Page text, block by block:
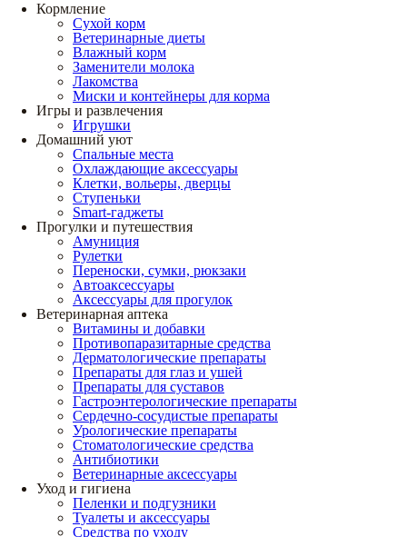
Кормление
Сухой корм
Ветеринарные диеты
Влажный корм
Заменители молока
Лакомства
Миски и контейнеры для корма
Игры и развлечения
Игрушки
Домашний уют
Спальные места
Охлаждающие аксессуары
Клетки, вольеры, дверцы
Ступеньки
Smart-гаджеты
Прогулки и путешествия
Амуниция
Рулетки
Переноски, сумки, рюкзаки
Автоаксессуары
Аксессуары для прогулок
Ветеринарная аптека
Витамины и добавки
Противопаразитарные средства
Дерматологические препараты
Препараты для глаз и ушей
Препараты для суставов
Гастроэнтерологические препараты
Сердечно-сосудистые препараты
Урологические препараты
Стоматологические средства
Антибиотики
Ветеринарные аксессуары
Уход и гигиена
Пеленки и подгузники
Туалеты и аксессуары
Средства по уходу